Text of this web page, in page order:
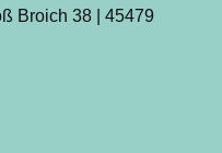
Broich 38 | 45479